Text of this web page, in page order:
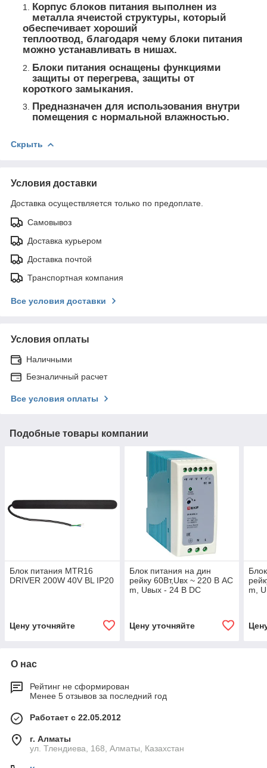
Корпус блоков питания выполнен из
металла ячеистой структуры, который
обеспечивает хороший
теплоотвод, благодаря чему блоки питания
можно устанавливать в нишах.
Блоки питания оснащены функциями
защиты от перегрева, защиты от
короткого замыкания.
Предназначен для использования внутри
помещения с нормальной влажностью.
Скрыть
Условия доставки
Доставка осуществляется только по предоплате.
Самовывоз
Доставка курьером
Доставка почтой
Транспортная компания
Все условия доставки
Условия оплаты
Наличными
Безналичный расчет
Все условия оплаты
Подобные товары компании
Блок питания MTR16
DRIVER 200W 40V BL IP20
Цену уточняйте
Блок питания на дин
рейку 60Вт,Uвх ~ 220 В AC
m, Uвых - 24 В DC
Цену уточняйте
m,
О нас
Рейтинг не сформирован
Менее 5 отзывов за последний год
Работает с 22.05.2012
г. Алматы
ул. Тлендиева, 168, Алматы, Казахстан